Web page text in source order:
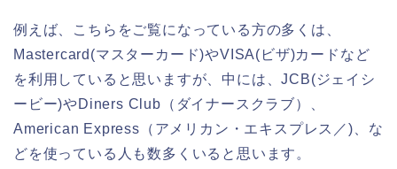
例えば、こちらをご覧になっている方の多くは、
Mastercard(マスターカード)やVISA(ビザ)カードなど
を利用していると思いますが、中には、JCB(ジェイシ
ービー)やDiners Club（ダイナースクラブ）、
American Express（アメリカン・エキスプレス／)、な
どを使っている人も数多くいると思います。